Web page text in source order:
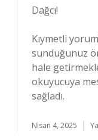
Dağcı!
Kıymetli
sunduğunuz
hale
okuyucuya
sağladı.
Nisan 4, 2025